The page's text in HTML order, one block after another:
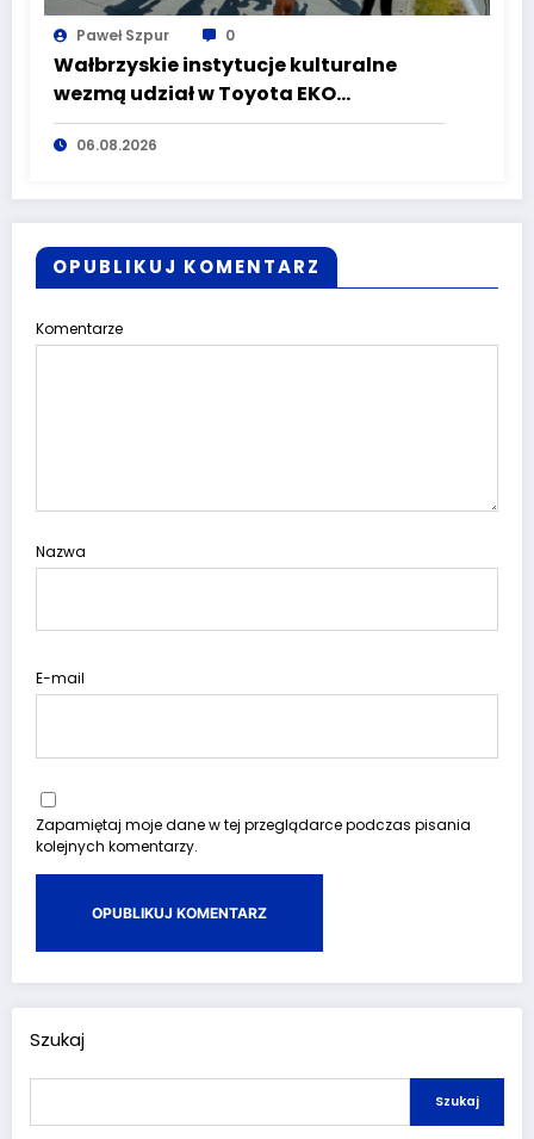
Paweł Szpur 0
Wałbrzyskie instytucje kulturalne
wezmą udział w Toyota EKO
Półmaraton Wałbrzych
06.08.2026
OPUBLIKUJ KOMENTARZ
Komentarze
Nazwa
E-mail
Zapamiętaj moje dane w tej przeglądarce podczas pisania
kolejnych komentarzy.
Szukaj
Szukaj